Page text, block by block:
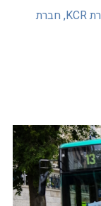
כחלק מתהליך השבחה עסקית אותו מלווה חברת KCR, חברת